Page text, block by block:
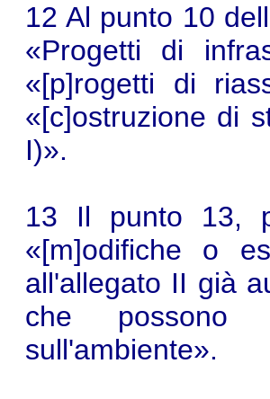
12 Al punto 10
«Progetti di
«[p]rogetti di
«[c]ostruzione di
I)».
13 Il punto 13,
«[m]odifiche o
all'allegato II già
che possono
sull'ambiente».